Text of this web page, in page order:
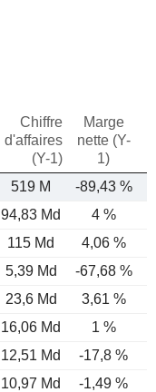
Chiffre
d'affaires
(Y-1)
Marge
nette (Y-
1)
519 M -89,43 %
94,83 Md 4 %
115 Md
4,06 %
5,39 Md -67,68 %
23,6 Md 3,61 %
16,06 Md 1 %
12,51 Md -17,8 %
10,97 Md -1,49 %